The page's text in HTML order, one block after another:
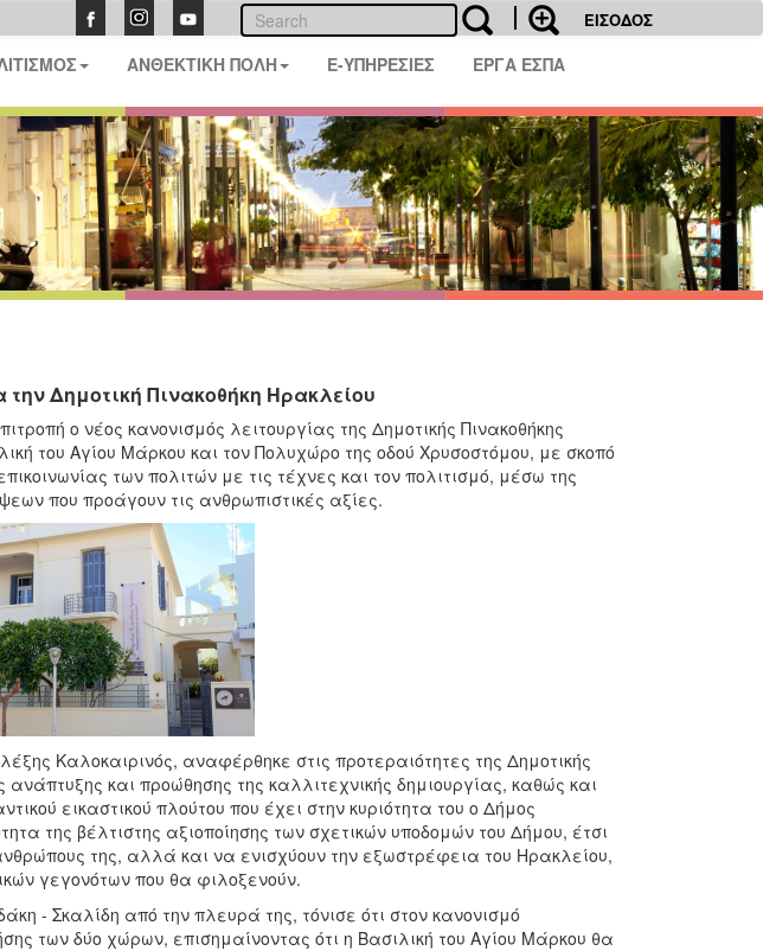
ΕΙΣΟΔΟΣ
ΑΝΘΕΚΤΙΚΗ ΠΟΛΗ E-ΥΠΗΡΕΣΙΕΣ ΕΡΓΑ ΕΣΠΑ
Δημοτική Πινακοθήκη Ηρακλείου
ο νέος κανονισμός λειτουργίας της Δημοτικής Πινακοθήκης
του Αγίου Μάρκου και τον Πολυχώρο της οδού Χρυσοστόμου, με σκοπό
των πολιτών με τις τέχνες και τον πολιτισμό, μέσω της
που προάγουν τις ανθρωπιστικές αξίες.
Καλοκαιρινός, αναφέρθηκε στις προτεραιότητες της Δημοτικής
ανάπτυξης και προώθησης της καλλιτεχνικής δημιουργίας, καθώς και
εικαστικού πλούτου που έχει στην κυριότητα του ο Δήμος
της βέλτιστης αξιοποίησης των σχετικών υποδομών του Δήμου, έτσι
της, αλλά και να ενισχύουν την εξωστρέφεια του Ηρακλείου,
γεγονότων που θα φιλοξενούν.
- Σκαλίδη από την πλευρά της, τόνισε ότι στον κανονισμό
των δύο χώρων, επισημαίνοντας ότι η Βασιλική του Αγίου Μάρκου θα